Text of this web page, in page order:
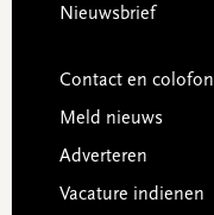
Nieuwsbrief
Contact en colofon
Meld nieuws
Adverteren
Vacature indienen